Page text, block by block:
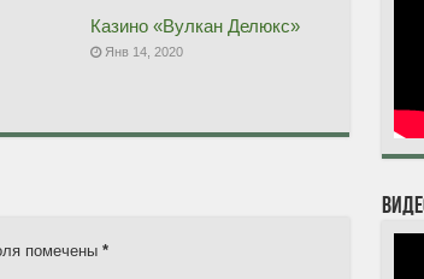
Казино «Вулкан Делюкс»
Янв 14, 2020
помечены *